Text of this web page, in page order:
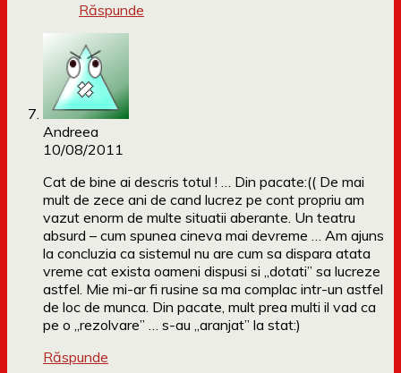
Răspunde
Andreea
10/08/2011
Cat de bine ai descris totul ! … Din pacate:(( De mai
mult de zece ani de cand lucrez pe cont propriu am
vazut enorm de multe situatii aberante. Un teatru
absurd – cum spunea cineva mai devreme … Am ajuns
la concluzia ca sistemul nu are cum sa dispara atata
vreme cat exista oameni dispusi si „dotati” sa lucreze
astfel. Mie mi-ar fi rusine sa ma complac intr-un astfel
de loc de munca. Din pacate, mult prea multi il vad ca
pe o „rezolvare” … s-au „aranjat” la stat:)
Răspunde